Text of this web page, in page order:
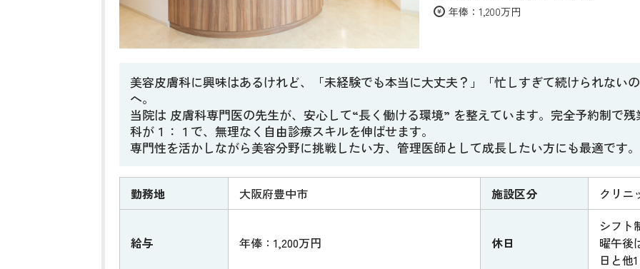
年俸：1,200万円
美容皮膚科に興味はあるけれど、「未経験でも本当に大丈夫？」「忙しすぎて続けられない
へ。
当院は 皮膚科専門医の先生が、安心して“長く働ける環境” を整えています。完全予約制で
科が１：１で、無理なく自由診療スキルを伸ばせます。
専門性を活かしながら美容分野に挑戦したい方、管理医師として成長したい方にも最適です
勤務地 大阪府豊中市 施設区分 クリニ
給与 年俸：1,200万円 休日
シフト
曜午後
日と他